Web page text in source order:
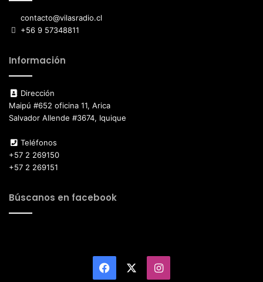
contacto@vilasradio.cl
+56 9 57348811
Información
Dirección
Maipú #652 oficina 11, Arica
Salvador Allende #3674, Iquique
Teléfonos
+57 2 269150
+57 2 269151
Búscanos en facebook
Facebook Instagram